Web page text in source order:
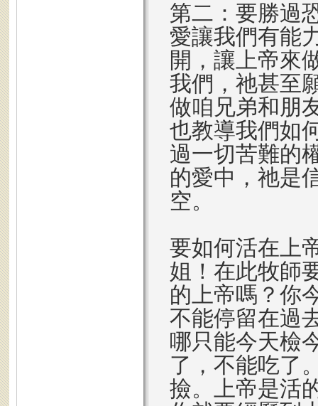
第二：要勝過
愛讓我們有能
開，讓上帝來
我們，祂甚至
做咱兄弟和朋
也教導我們如
過一切苦難的
的愛中，祂是
空。
要如何活在上
姐！在此牧師
的上帝嗎？你
不能停留在過
哪只能今天檢
了，不能吃了
撿。上帝是活